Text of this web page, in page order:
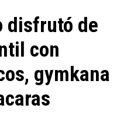
disfrutó de
con
gymkana